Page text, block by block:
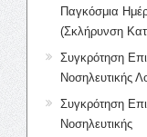
Παγκόσμια
(Σκλήρυνση
Συγκρότηση
Νοσηλευτικής
Συγκρότηση
Νοσηλευτικής